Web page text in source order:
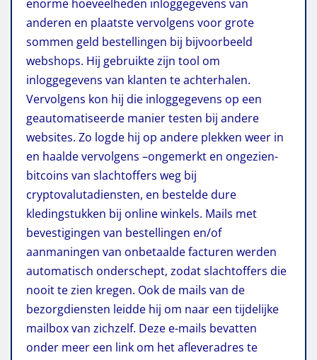
enorme hoeveelheden inloggegevens van
anderen en plaatste vervolgens voor grote
sommen geld bestellingen bij bijvoorbeeld
webshops. Hij gebruikte zijn tool om
inloggegevens van klanten te achterhalen.
Vervolgens kon hij die inloggegevens op een
geautomatiseerde manier testen bij andere
websites. Zo logde hij op andere plekken weer in
en haalde vervolgens –ongemerkt en ongezien-
bitcoins van slachtoffers weg bij
cryptovalutadiensten, en bestelde dure
kledingstukken bij online winkels. Mails met
bevestigingen van bestellingen en/of
aanmaningen van onbetaalde facturen werden
automatisch onderschept, zodat slachtoffers die
nooit te zien kregen. Ook de mails van de
bezorgdiensten leidde hij om naar een tijdelijke
mailbox van zichzelf. Deze e-mails bevatten
onder meer een link om het afleveradres te